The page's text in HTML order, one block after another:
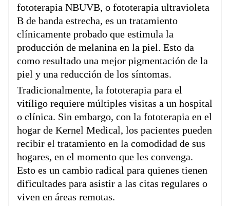
fototerapia NBUVB, o fototerapia ultravioleta
B de banda estrecha, es un tratamiento
clínicamente probado que estimula la
producción de melanina en la piel. Esto da
como resultado una mejor pigmentación de la
piel y una reducción de los síntomas.
Tradicionalmente, la fototerapia para el
vitíligo requiere múltiples visitas a un hospital
o clínica. Sin embargo, con la fototerapia en el
hogar de Kernel Medical, los pacientes pueden
recibir el tratamiento en la comodidad de sus
hogares, en el momento que les convenga.
Esto es un cambio radical para quienes tienen
dificultades para asistir a las citas regulares o
viven en áreas remotas.